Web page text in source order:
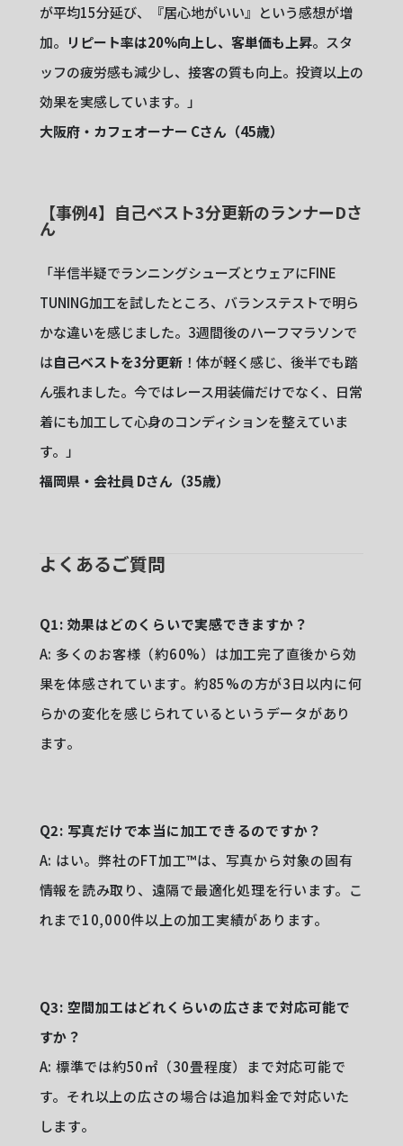
が平均15分延び、『居心地がいい』という感想が増
加。 リピート率は20%向上し、客単価も上昇。スタ
ッフの疲労感も減少し、接客の質も向上。投資以上の
効果を実感しています。」
大阪府・カフェオーナー Cさん（45歳）
【事例4】自己ベスト3分更新のランナーDさ
ん
「半信半疑でランニングシューズとウェアにFINE
TUNING加工を試したところ、バランステストで明ら
かな違いを感じました。3週間後のハーフマラソンで
は自己ベストを3分更新！体が軽く感じ、後半でも踏
ん張れました。今ではレース用装備だけでなく、日常
着にも加工して心身のコンディションを整えていま
す。」
福岡県・会社員 Dさん（35歳）
よくあるご質問
Q1: 効果はどのくらいで実感できますか？
A: 多くのお客様（約60%）は加工完了直後から効
果を体感されています。約85%の方が3日以内に何
らかの変化を感じられているというデータがあり
ます。
Q2: 写真だけで本当に加工できるのですか？
A: はい。弊社のFT加工™️は、写真から対象の固有
情報を読み取り、遠隔で最適化処理を行います。こ
れまで10,000件以上の加工実績があります。
Q3: 空間加工はどれくらいの広さまで対応可能で
すか？
A: 標準では約50㎡（30畳程度）まで対応可能で
す。それ以上の広さの場合は追加料金で対応いた
します。